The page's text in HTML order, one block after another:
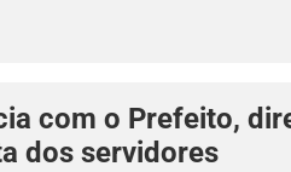
com o Prefeito,
dos servidores